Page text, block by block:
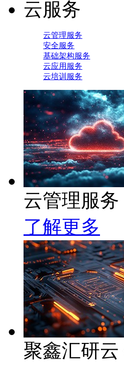
云服务
云管理服务
安全服务
基础架构服务
云应用服务
云培训服务
云管理服务
了解更多
聚鑫汇研